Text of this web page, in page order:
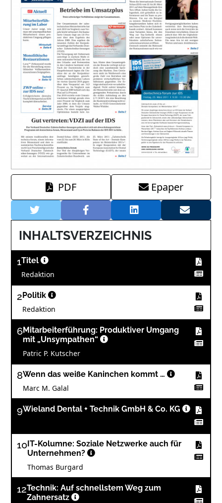
PDF Epaper
INHALTSVERZEICHNIS
1Titel
Redaktion
2 Politik
Redaktion
6Mitarbeiterführung: Produktiver Umgang
mit „Unsympathen“
Patric P. Kutscher
8Wenn das weiße Kaninchen kommt …
Marc M. Galal
9Wieland Dental + Technik GmbH & Co. KG
10 IT-Kolumne: Soziale Netzwerke auch für
Unternehmen?
Thomas Burgard
12Technik: Auf schnellstem Weg zum
Zahnersatz